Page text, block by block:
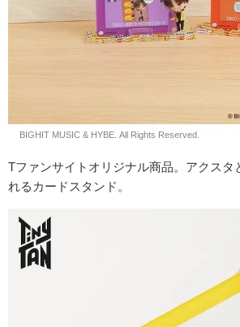
© BIGHIT MUSIC & HYBE. All Rights Reserved.
Tファンサイトオリジナル商品。アクスタ
れるカードスタンド。